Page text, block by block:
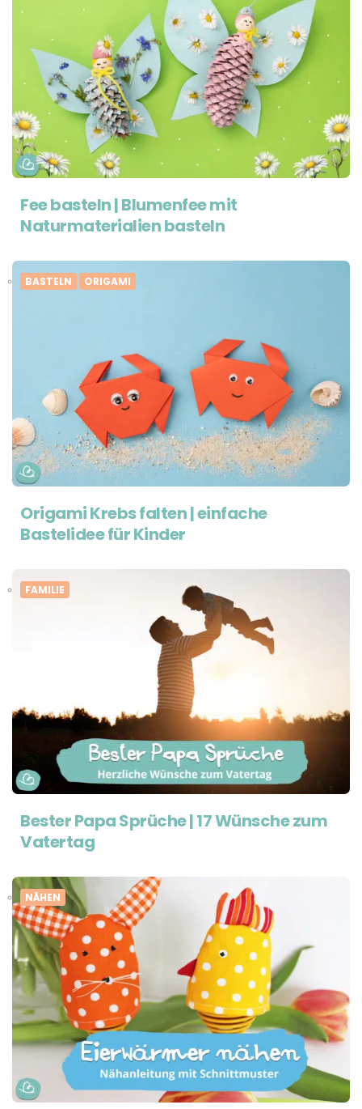
Fee basteln | Blumenfee mit
Naturmaterialien basteln
BASTELN ORIGAMI
Origami Krebs falten | einfache
Bastelidee für Kinder
FAMILIE
Bester Papa Sprüche | 17 Wünsche zum
Vatertag
NÄHEN